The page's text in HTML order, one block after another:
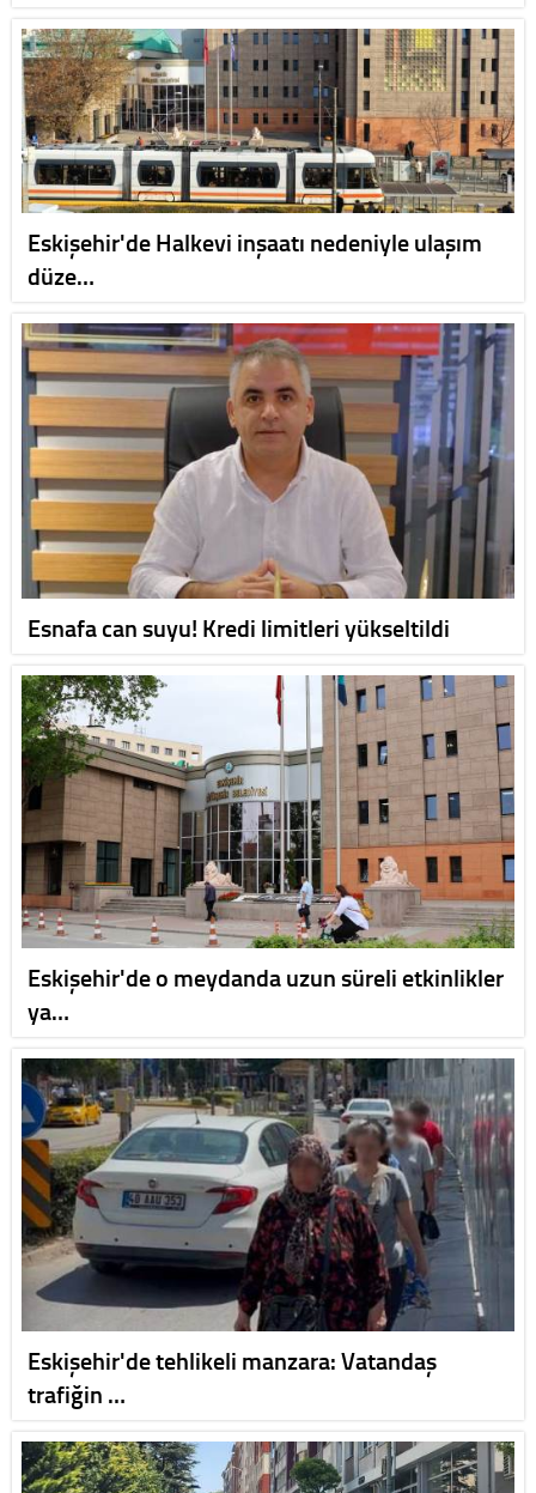
Eskişehir'de Halkevi inşaatı nedeniyle ulaşım
düze…
Esnafa can suyu! Kredi limitleri yükseltildi
Eskişehir'de o meydanda uzun süreli etkinlikler
ya…
Eskişehir'de tehlikeli manzara: Vatandaş
trafiğin …